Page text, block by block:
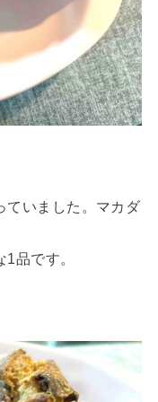
ていました。マカダ
品です。